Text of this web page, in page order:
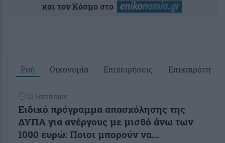
και τον Κόσμο στο
Ροή Οικονομία Επιχειρήσεις Επικαιρότητα
19 λεπτά πριν
Ειδικό πρόγραμμα απασχόλησης της
ΔΥΠΑ για ανέργους με μισθό άνω των
1000 ευρώ: Ποιοι μπορούν να...